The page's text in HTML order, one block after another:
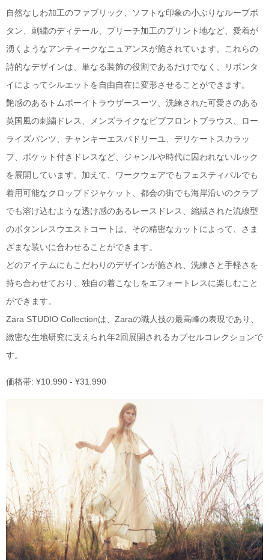
自然なしわ加工のファブリック、ソフトな印象の小ぶりなループボ
タン、刺繍のディテール、ブリーチ加工のプリント地など、愛着が
湧くようなアンティークなニュアンスが施されています。これらの
詩的なデザインは、単なる装飾の役割であるだけでなく、リボンタ
イによってシルエットを自由自在に変形させることができます。
艶感のあるトムボーイトラウザースーツ、洗練された可愛さのある
英国風の刺繍ドレス、メンズライクなビブフロントブラウス、ロー
ライズパンツ、チャンキーエスパドリーユ、デリケートスカラッ
プ、ポケット付きドレスなど、ジャンルや時代に囚われないルック
を展開しています。加えて、ワークウェアでもフェスティバルでも
着用可能なクロップドジャケット、都会の街でも海岸沿いのクラブ
でも溶け込むような透け感のあるレースドレス、縮絨された流線型
のボタンレスウエストコートは、その精密なカットによって、さま
ざまな装いに合わせることができます。
どのアイテムにもこだわりのデザインが施され、洗練さと手軽さを
持ち合わせており、独自の着こなしをエフォートレスに楽しむこと
ができます。
Zara STUDIO Collectionは、Zaraの職人技の最高峰の表現であり、
緻密な生地研究に支えられ年2回展開されるカプセルコレクションで
す。
価格帯: ¥10.990 - ¥31.990